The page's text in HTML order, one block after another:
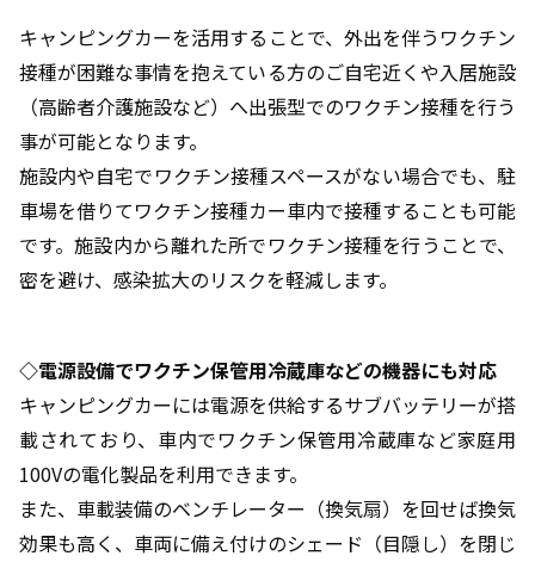
キャンピングカーを活用することで、外出を伴うワクチン
接種が困難な事情を抱えている方のご自宅近くや入居施設
（高齢者介護施設など）へ出張型でのワクチン接種を行う
事が可能となります。
施設内や自宅でワクチン接種スペースがない場合でも、駐
車場を借りてワクチン接種カー車内で接種することも可能
です。施設内から離れた所でワクチン接種を行うことで、
密を避け、感染拡大のリスクを軽減します。
◇電源設備でワクチン保管用冷蔵庫などの機器にも対応
キャンピングカーには電源を供給するサブバッテリーが搭
載されており、車内でワクチン保管用冷蔵庫など家庭用
100Vの電化製品を利用できます。
また、車載装備のベンチレーター（換気扇）を回せば換気
効果も高く、車両に備え付けのシェード（目隠し）を閉じ